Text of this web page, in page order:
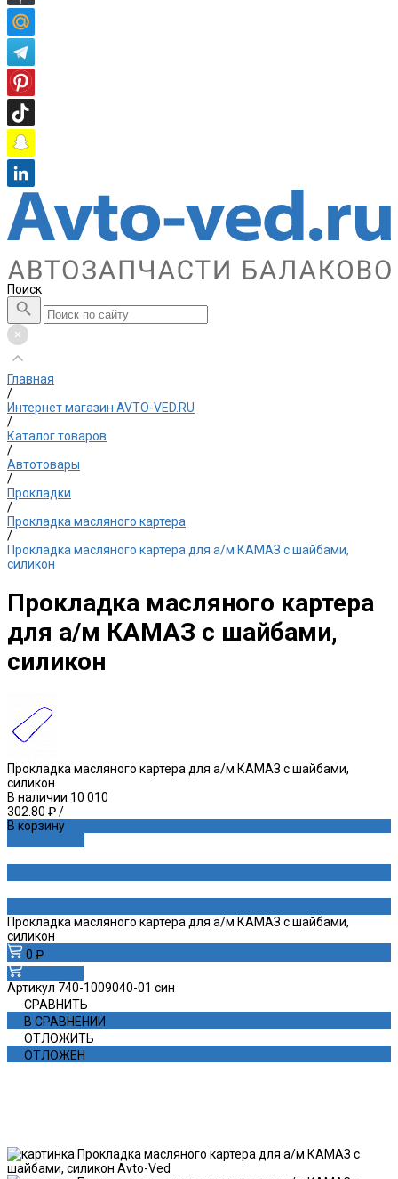
Поиск
Главная
/
Интернет магазин AVTO-VED.RU
/
Каталог товаров
/
Автотовары
/
Прокладки
/
Прокладка масляного картера
/
Прокладка масляного картера для а/м КАМАЗ с шайбами,
силикон
Прокладка масляного картера
для а/м КАМАЗ с шайбами,
силикон
Прокладка масляного картера для а/м КАМАЗ с шайбами,
силикон
В наличии 10 010
302.80 ₽/
В корзину
Прокладка масляного картера для а/м КАМАЗ с шайбами,
силикон
0 ₽
Артикул 740-1009040-01 син
СРАВНИТЬ
В СРАВНЕНИИ
ОТЛОЖИТЬ
ОТЛОЖЕН